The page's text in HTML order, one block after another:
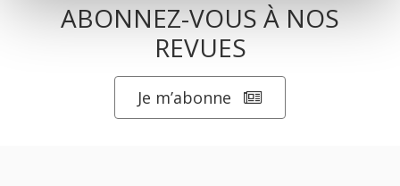
ABONNEZ-VOUS À NOS
REVUES
Je m’abonne